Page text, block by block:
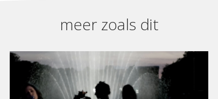
meer zoals dit